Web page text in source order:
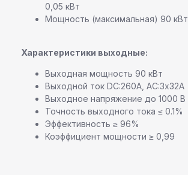
0,05 кВт
Мощность (максимальная) 90 кВт
Характеристики выходные:
Выходная мощность 90 кВт
Выходной ток DC:260А, AC:3х32А
Выходное напряжение до 1000 В
Точность выходного тока ≤ 0.1%
Эффективность ≥ 96%
Коэффициент мощности ≥ 0,99